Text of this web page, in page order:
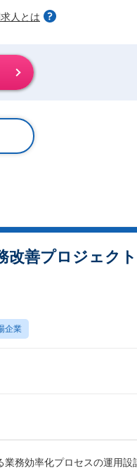
人とは
改善プロジェク
企業
務効率化プロセスの運用設